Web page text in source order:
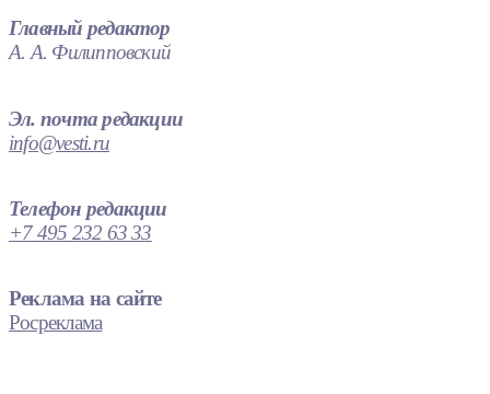
Главный редактор
А. А. Филипповский
Эл. почта редакции
info@vesti.ru
Телефон редакции
+7 495 232 63 33
Реклама на сайте
Росреклама